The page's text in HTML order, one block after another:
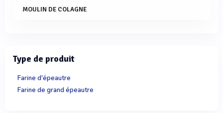
MOULIN DE COLAGNE
Type de produit
Farine d'épeautre
Farine de grand épeautre